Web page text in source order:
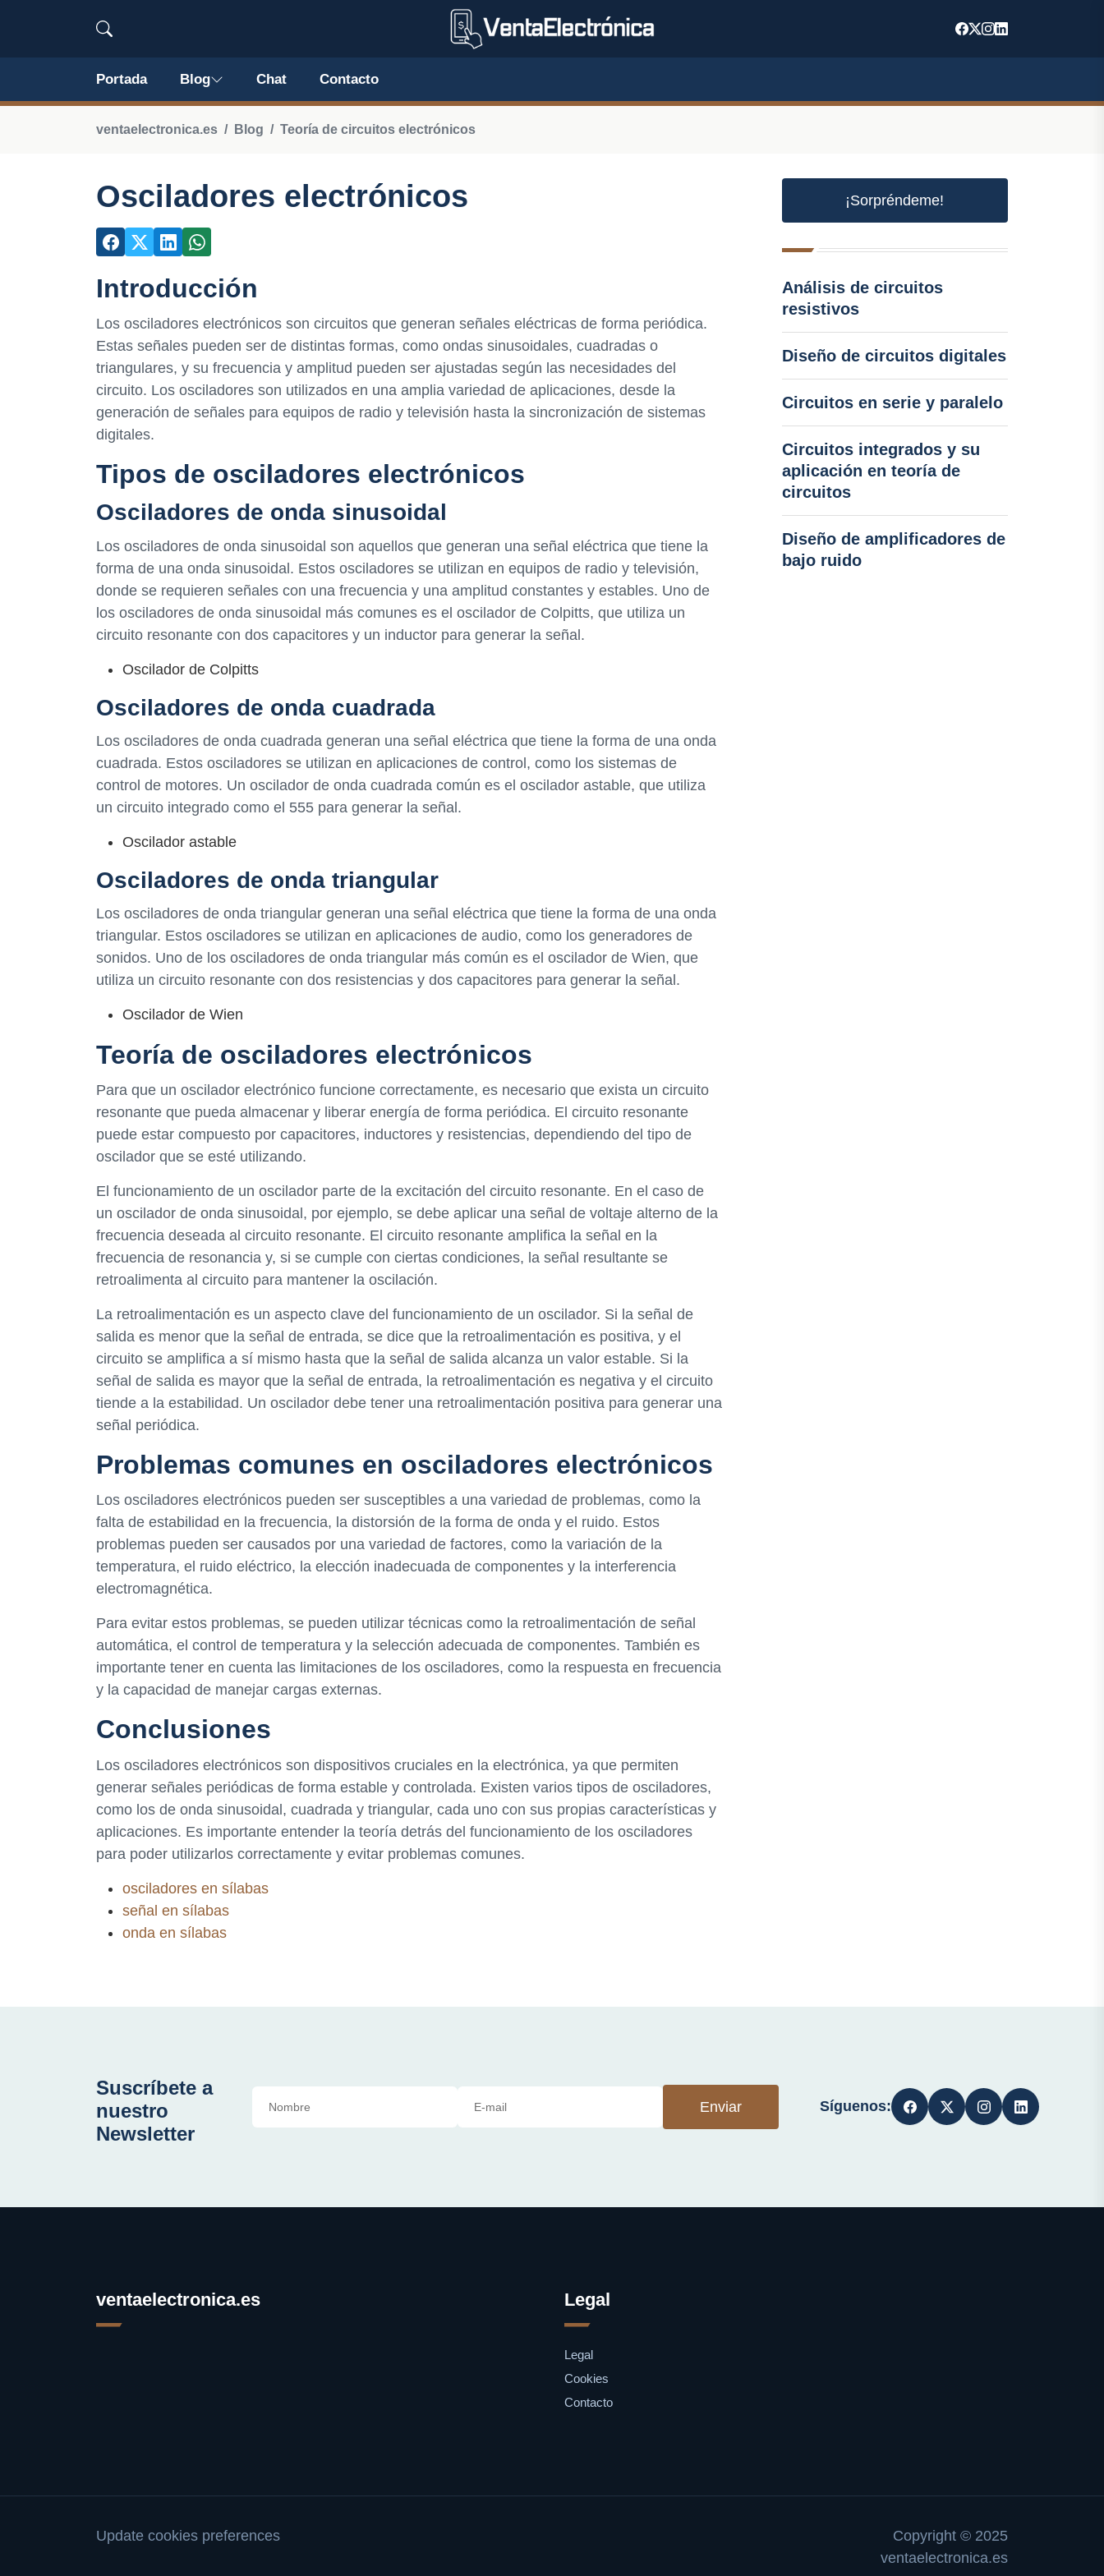
Portada Blog Chat Contacto
ventaelectronica.es Blog Teoría de circuitos electrónicos
Osciladores electrónicos
Introducción
Los osciladores electrónicos son circuitos que generan señales eléctricas de forma periódica.
Estas señales pueden ser de distintas formas, como ondas sinusoidales, cuadradas o
triangulares, y su frecuencia y amplitud pueden ser ajustadas según las necesidades del
circuito. Los osciladores son utilizados en una amplia variedad de aplicaciones, desde la
generación de señales para equipos de radio y televisión hasta la sincronización de sistemas
digitales.
Tipos de osciladores electrónicos
Osciladores de onda sinusoidal
Los osciladores de onda sinusoidal son aquellos que generan una señal eléctrica que tiene la
forma de una onda sinusoidal. Estos osciladores se utilizan en equipos de radio y televisión,
donde se requieren señales con una frecuencia y una amplitud constantes y estables. Uno de
los osciladores de onda sinusoidal más comunes es el oscilador de Colpitts, que utiliza un
circuito resonante con dos capacitores y un inductor para generar la señal.
Oscilador de Colpitts
Osciladores de onda cuadrada
Los osciladores de onda cuadrada generan una señal eléctrica que tiene la forma de una onda
cuadrada. Estos osciladores se utilizan en aplicaciones de control, como los sistemas de
control de motores. Un oscilador de onda cuadrada común es el oscilador astable, que utiliza
un circuito integrado como el 555 para generar la señal.
Oscilador astable
Osciladores de onda triangular
Los osciladores de onda triangular generan una señal eléctrica que tiene la forma de una onda
triangular. Estos osciladores se utilizan en aplicaciones de audio, como los generadores de
sonidos. Uno de los osciladores de onda triangular más común es el oscilador de Wien, que
utiliza un circuito resonante con dos resistencias y dos capacitores para generar la señal.
Oscilador de Wien
Teoría de osciladores electrónicos
Para que un oscilador electrónico funcione correctamente, es necesario que exista un circuito
resonante que pueda almacenar y liberar energía de forma periódica. El circuito resonante
puede estar compuesto por capacitores, inductores y resistencias, dependiendo del tipo de
oscilador que se esté utilizando.
El funcionamiento de un oscilador parte de la excitación del circuito resonante. En el caso de
un oscilador de onda sinusoidal, por ejemplo, se debe aplicar una señal de voltaje alterno de la
frecuencia deseada al circuito resonante. El circuito resonante amplifica la señal en la
frecuencia de resonancia y, si se cumple con ciertas condiciones, la señal resultante se
retroalimenta al circuito para mantener la oscilación.
La retroalimentación es un aspecto clave del funcionamiento de un oscilador. Si la señal de
salida es menor que la señal de entrada, se dice que la retroalimentación es positiva, y el
circuito se amplifica a sí mismo hasta que la señal de salida alcanza un valor estable. Si la
señal de salida es mayor que la señal de entrada, la retroalimentación es negativa y el circuito
tiende a la estabilidad. Un oscilador debe tener una retroalimentación positiva para generar una
señal periódica.
Problemas comunes en osciladores electrónicos
Los osciladores electrónicos pueden ser susceptibles a una variedad de problemas, como la
falta de estabilidad en la frecuencia, la distorsión de la forma de onda y el ruido. Estos
problemas pueden ser causados por una variedad de factores, como la variación de la
temperatura, el ruido eléctrico, la elección inadecuada de componentes y la interferencia
electromagnética.
Para evitar estos problemas, se pueden utilizar técnicas como la retroalimentación de señal
automática, el control de temperatura y la selección adecuada de componentes. También es
importante tener en cuenta las limitaciones de los osciladores, como la respuesta en frecuencia
y la capacidad de manejar cargas externas.
Conclusiones
Los osciladores electrónicos son dispositivos cruciales en la electrónica, ya que permiten
generar señales periódicas de forma estable y controlada. Existen varios tipos de osciladores,
como los de onda sinusoidal, cuadrada y triangular, cada uno con sus propias características y
aplicaciones. Es importante entender la teoría detrás del funcionamiento de los osciladores
para poder utilizarlos correctamente y evitar problemas comunes.
osciladores en sílabas
señal en sílabas
onda en sílabas
¡Sorpréndeme!
Análisis de circuitos
resistivos
Diseño de circuitos digitales
Circuitos en serie y paralelo
Circuitos integrados y su
aplicación en teoría de
circuitos
Diseño de amplificadores de
bajo ruido
Suscríbete a
nuestro
Newsletter
Enviar Síguenos:
ventaelectronica.es Legal
Legal
Cookies
Contacto
Update cookies preferences
Copyright © 2025
ventaelectronica.es